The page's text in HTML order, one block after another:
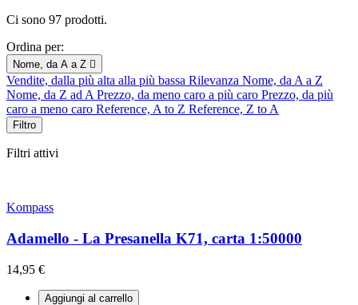
Ci sono 97 prodotti.
Ordina per:
Nome, da A a Z 
Vendite, dalla più alta alla più bassa Rilevanza Nome, da A a Z
Nome, da Z ad A Prezzo, da meno caro a più caro Prezzo, da più
caro a meno caro Reference, A to Z Reference, Z to A
Filtro
Filtri attivi
Kompass
Adamello - La Presanella K71, carta 1:50000
14,95 €
Aggiungi al carrello